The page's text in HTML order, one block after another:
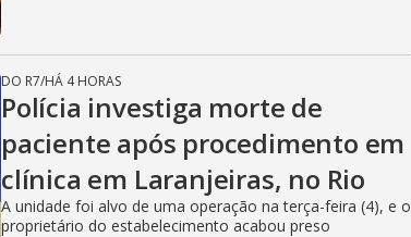
DO R7/HÁ 4 HORAS
Polícia investiga morte de
paciente após procedimento em
clínica em Laranjeiras, no Rio
A unidade foi alvo de uma operação na terça-feira (4), e o
proprietário do estabelecimento acabou preso